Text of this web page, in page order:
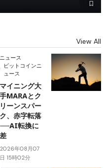
View All
ニュース
ビットコインニ
ュース
マイニング大
手MARAとク
リーンスパー
ク、赤字転落
──AI転換に
差
2026年08月07
日 15時02分